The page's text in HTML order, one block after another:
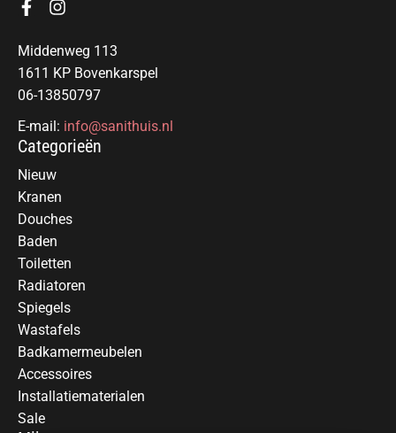
Middenweg 113
1611 KP Bovenkarspel
06-13850797
E-mail: info@sanithuis.nl
Categorieën
Nieuw
Kranen
Douches
Baden
Toiletten
Radiatoren
Spiegels
Wastafels
Badkamermeubelen
Accessoires
Installatiematerialen
Sale